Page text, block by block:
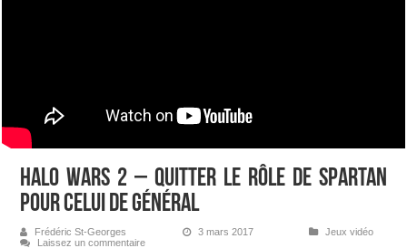
Halo Wars 2 – Quitter le rôle de Spartan
pour celui de Général
Frédéric St-Georges 3 mars 2017
Jeux vidéo
Laissez un commentaire